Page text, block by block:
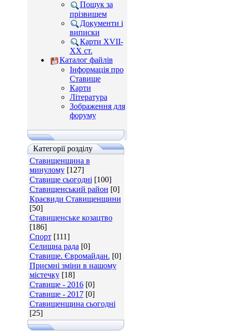
Пошук за
прізвищем
Документи і
виписки
Карти XVII-
XX ст.
Каталог файлів
Інформація про
Ставище
Карти
Література
Зображення для
форуму
Категорії розділу
Ставищенщина в
минулому [127]
Ставище сьогодні [100]
Ставищенський район [0]
Краєвиди Ставищенщини
[50]
Ставищенське козацтво
[186]
Спорт [111]
Селищна рада [0]
Ставище. Євромайдан. [0]
Приємні зміни в нашому
містечку [18]
Ставище - 2016 [0]
Ставище - 2017 [0]
Ставищенщина сьогодні
[25]